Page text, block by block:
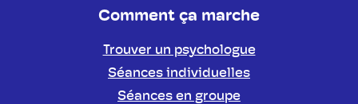
Comment ça marche
Trouver un psychologue
Séances individuelles
Séances en groupe